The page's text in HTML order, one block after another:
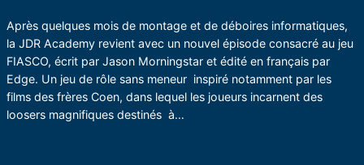
Après quelques mois de montage et de déboires informatiques,
la JDR Academy revient avec un nouvel épisode consacré au jeu
FIASCO, écrit par Jason Morningstar et édité en français par
Edge. Un jeu de rôle sans meneur inspiré notamment par les
films des frères Coen, dans lequel les joueurs incarnent des
loosers magnifiques destinés à…